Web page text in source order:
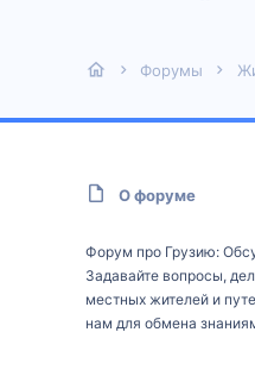
Форумы
О форуме
Форум про Грузию:
Задавайте вопросы,
местных жителей и
нам для обмена